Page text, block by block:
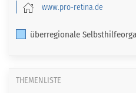
www.pro-retina.de
überregionale
THEMENLISTE